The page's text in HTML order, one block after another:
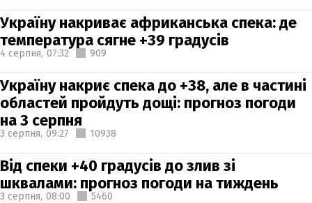
Україну накриває африканська спека: де
температура сягне +39 градусів
4 серпня, 07:32 909
Україну накриє спека до +38, але в частині
областей пройдуть дощі: прогноз погоди
на 3 серпня
3 серпня, 09:27 10938
Від спеки +40 градусів до злив зі
шквалами: прогноз погоди на тиждень
3 серпня, 08:00 5460